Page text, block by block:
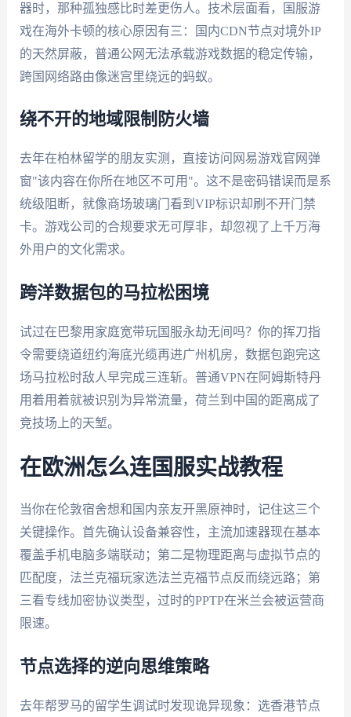
器时，那种孤独感比时差更伤人。技术层面看，国服游
戏在海外卡顿的核心原因有三：国内CDN节点对境外IP
的天然屏蔽，普通公网无法承载游戏数据的稳定传输，
跨国网络路由像迷宫里绕远的蚂蚁。
绕不开的地域限制防火墙
去年在柏林留学的朋友实测，直接访问网易游戏官网弹
窗"该内容在你所在地区不可用"。这不是密码错误而是系
统级阻断，就像商场玻璃门看到VIP标识却刷不开门禁
卡。游戏公司的合规要求无可厚非，却忽视了上千万海
外用户的文化需求。
跨洋数据包的马拉松困境
试过在巴黎用家庭宽带玩国服永劫无间吗？你的挥刀指
令需要绕道纽约海底光缆再进广州机房，数据包跑完这
场马拉松时敌人早完成三连斩。普通VPN在阿姆斯特丹
用着用着就被识别为异常流量，荷兰到中国的距离成了
竞技场上的天堑。
在欧洲怎么连国服实战教程
当你在伦敦宿舍想和国内亲友开黑原神时，记住这三个
关键操作。首先确认设备兼容性，主流加速器现在基本
覆盖手机电脑多端联动；第二是物理距离与虚拟节点的
匹配度，法兰克福玩家选法兰克福节点反而绕远路；第
三看专线加密协议类型，过时的PPTP在米兰会被运营商
限速。
节点选择的逆向思维策略
去年帮罗马的留学生调试时发现诡异现象：选香港节点